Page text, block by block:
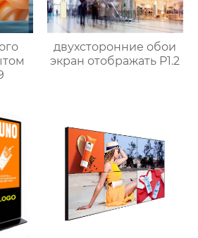
двухсторонние обои
экран отображать P1.2